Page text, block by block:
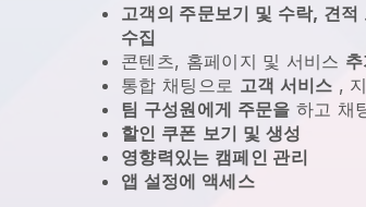
고객의 주문보기 및 수락, 견
수집
콘텐츠, 홈페이지 및 서비스
통합 채팅으로 고객 서비스 ,
팀 구성원에게 주문을 하고 채
할인 쿠폰 보기 및 생성
영향력있는 캠페인 관리
앱 설정에 액세스